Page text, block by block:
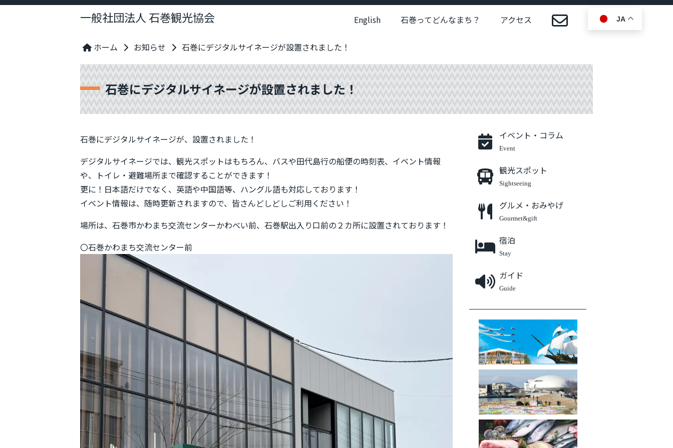
一般社団法人 石巻観光協会 English 石巻ってどんなまち？ アクセス JA
ホーム お知らせ 石巻にデジタルサイネージが設置されました！
石巻にデジタルサイネージが設置されました！
石巻にデジタルサイネージが、設置されました！
デジタルサイネージでは、観光スポットはもちろん、バスや田代島行の船便の時刻表、イベント情報
や、トイレ・避難場所まで確認することができます！
更に！日本語だけでなく、英語や中国語等、ハングル語も対応しております！
イベント情報は、随時更新されますので、皆さんどしどしご利用ください！
場所は、石巻市かわまち交流センターかわべい前、石巻駅出入り口前の２カ所に設置されております！
〇石巻かわまち交流センター前
イベント・コラム
Event
観光スポット
Sightseeing
グルメ・おみやげ
Gourmet&gift
宿泊
Stay
ガイド
Guide
被災地の今
ふるさと納税